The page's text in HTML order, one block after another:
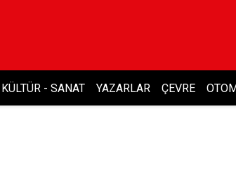
KÜLTÜR - SANAT YAZARLAR ÇEVRE